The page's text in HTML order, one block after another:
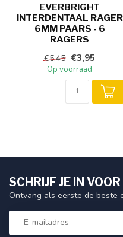
EVERBRIGHT
INTERDENTAAL RAGER
6MM PAARS - 6
RAGERS
€5,45 €3,95
Op voorraad
SCHRIJF JE IN
Ontvang als eerste de beste